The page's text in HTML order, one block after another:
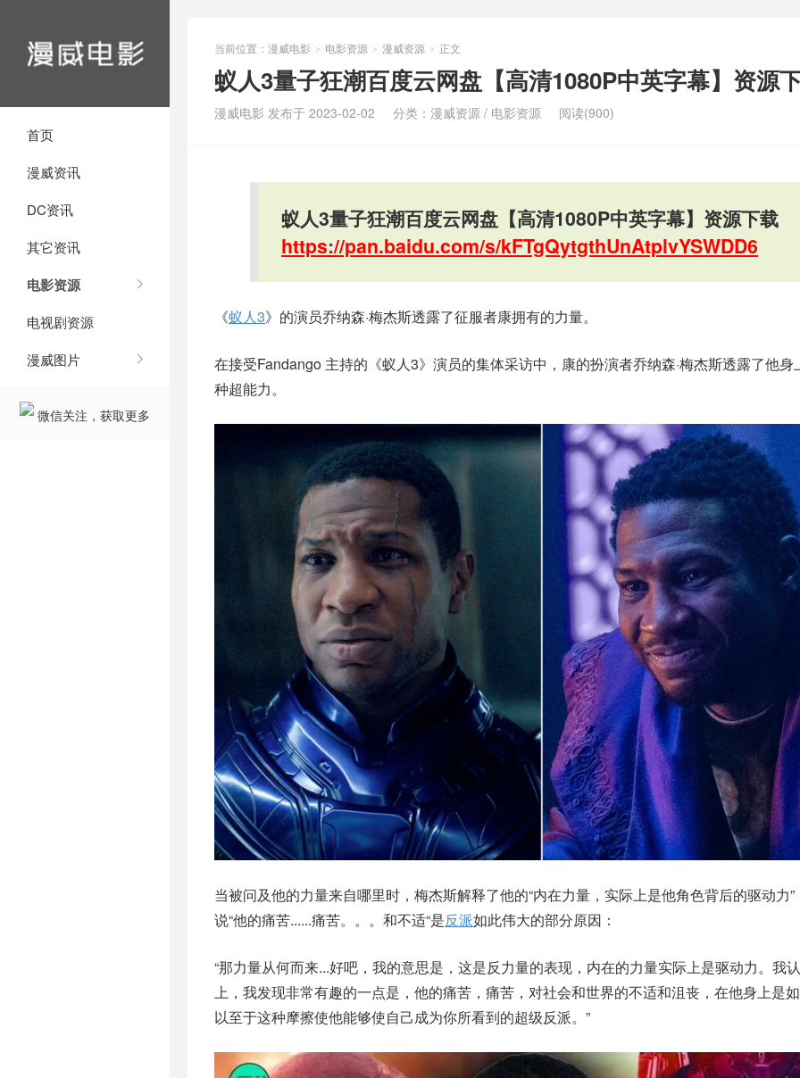
首页
漫威资讯
DC资讯
其它资讯
电影资源
电视剧资源
漫威图片
微信关注，获取更多
当前位置： 漫威电影 > 电影资源 > 漫威资源 > 正文
蚁人3量子狂潮百度云网盘【高清1080P中英字幕】资源
漫威电影 发布于 2023-02-02 分类： 漫威资源 / 电影资源 阅读(900)
蚁人3量子狂潮百度云网盘【高清1080P中英字幕】资源下载
https://pan.baidu.com/s/kFTgQytgthUnAtplvYSWDD6
《蚁人3》的演员乔纳森·梅杰斯透露了征服者康拥有的力量。
在接受Fandango 主持的《蚁人3》演员的集体采访中，康的扮演者乔纳森·梅杰斯透露了他身
种超能力。
当被问及他的力量来自哪里时，梅杰斯解释了他的“内在力量，实际上是他角色背后的驱动力”
说“他的痛苦......痛苦。。。和不适“是反派如此伟大的部分原因：
“那力量从何而来...好吧，我的意思是，这是反力量的表现，内在的力量实际上是驱动力。我
上，我发现非常有趣的一点是，他的痛苦，痛苦，对社会和世界的不适和沮丧，在他身上是
以至于这种摩擦使他能够使自己成为你所看到的超级反派。”